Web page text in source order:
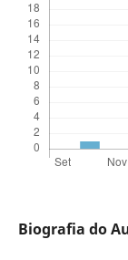
Biografia do